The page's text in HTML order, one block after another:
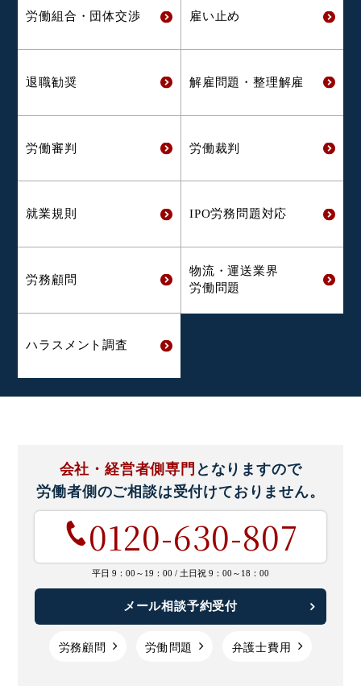
労働組合・ 団体交渉 雇い止め
退職勧奨 解雇問題・ 整理解雇
労働審判 労働裁判
就業規則 IPO労務問題対応
労務顧問
物流・運送業界
労働問題
ハラスメント調査
会社・経営者側専門 となりますので
労働者側のご相談は受付けておりません。
0120-630-807
平日 9：00～19：00 / 土日祝 9：00～18：00
メール相談予約受付
労務顧問 労働問題 弁護士費用